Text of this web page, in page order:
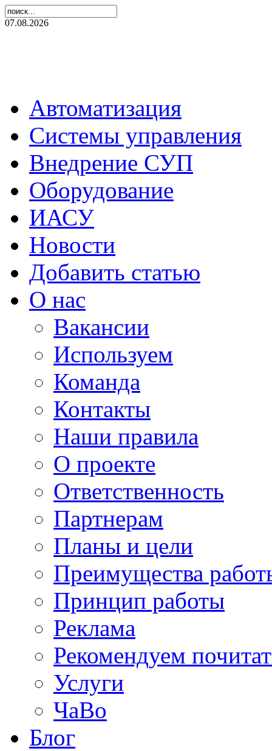
07.08.2026
Автоматизация
Системы управления
Внедрение СУП
Оборудование
ИАСУ
Новости
Добавить статью
О нас
Вакансии
Используем
Команда
Контакты
Наши правила
О проекте
Ответственность
Партнерам
Планы и цели
Преимущества
Принцип работы
Реклама
Рекомендуем
Услуги
ЧаВо
Блог